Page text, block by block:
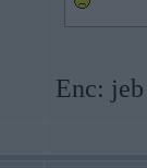
Enc: